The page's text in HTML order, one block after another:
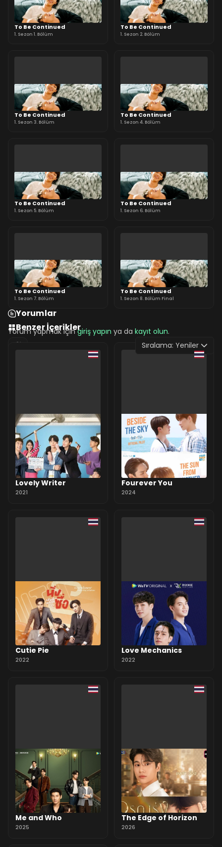
To Be Continued
1. Sezon 1. Bölüm
To Be Continued
1. Sezon 2. Bölüm
To Be Continued
1. Sezon 3. Bölüm
To Be Continued
1. Sezon 4. Bölüm
To Be Continued
1. Sezon 5. Bölüm
To Be Continued
1. Sezon 6. Bölüm
To Be Continued
1. Sezon 7. Bölüm
To Be Continued
1. Sezon 8. Bölüm Final
Yorumlar
Yorum yapmak içingiriş yapın ya da kayıt olun.
Sıralama: Yeniler
Benzer İçerikler
Lovely Writer
2021
Fourever You
2024
Cutie Pie
2022
Love Mechanics
2022
Me and Who
2025
The Edge of Horizon
2026